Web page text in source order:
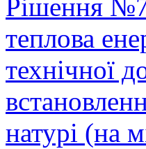
Рішення
теплова
технічної
натурі (на